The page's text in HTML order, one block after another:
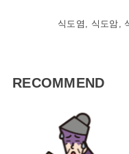
식도염, 식도암,
RECOMMEND